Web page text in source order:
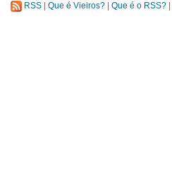
RSS Que é Vieiros? Que é o RSS?